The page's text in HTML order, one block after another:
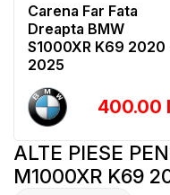
Carena Far Fata
Dreapta BMW
S1000XR K69 2020
2025
400.00
ALTE PIESE
M1000XR K69